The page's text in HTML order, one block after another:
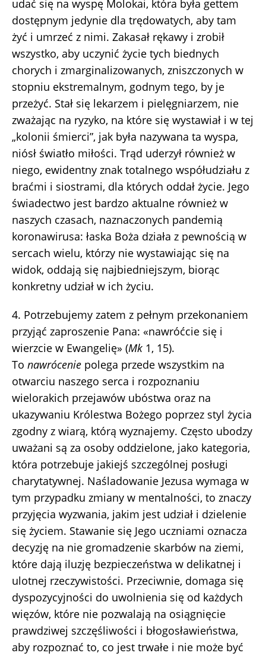
udać się na wyspę Molokai, która była gettem
dostępnym jedynie dla trędowatych, aby tam
żyć i umrzeć z nimi. Zakasał rękawy i zrobił
wszystko, aby uczynić życie tych biednych
chorych i zmarginalizowanych, zniszczonych w
stopniu ekstremalnym, godnym tego, by je
przeżyć. Stał się lekarzem i pielęgniarzem, nie
zważając na ryzyko, na które się wystawiał i w tej
„kolonii śmierci”, jak była nazywana ta wyspa,
niósł światło miłości. Trąd uderzył również w
niego, ewidentny znak totalnego współudziału z
braćmi i siostrami, dla których oddał życie. Jego
świadectwo jest bardzo aktualne również w
naszych czasach, naznaczonych pandemią
koronawirusa: łaska Boża działa z pewnością w
sercach wielu, którzy nie wystawiając się na
widok, oddają się najbiedniejszym, biorąc
konkretny udział w ich życiu.
4. Potrzebujemy zatem z pełnym przekonaniem
przyjąć zaproszenie Pana: «nawróćcie się i
wierzcie w Ewangelię» (Mk 1, 15).
To nawrócenie polega przede wszystkim na
otwarciu naszego serca i rozpoznaniu
wielorakich przejawów ubóstwa oraz na
ukazywaniu Królestwa Bożego poprzez styl życia
zgodny z wiarą, którą wyznajemy. Często ubodzy
uważani są za osoby oddzielone, jako kategoria,
która potrzebuje jakiejś szczególnej posługi
charytatywnej. Naśladowanie Jezusa wymaga w
tym przypadku zmiany w mentalności, to znaczy
przyjęcia wyzwania, jakim jest udział i dzielenie
się życiem. Stawanie się Jego uczniami oznacza
decyzję na nie gromadzenie skarbów na ziemi,
które dają iluzję bezpieczeństwa w delikatnej i
ulotnej rzeczywistości. Przeciwnie, domaga się
dyspozycyjności do uwolnienia się od każdych
więzów, które nie pozwalają na osiągnięcie
prawdziwej szczęśliwości i błogosławieństwa,
aby rozpoznać to, co jest trwałe i nie może być